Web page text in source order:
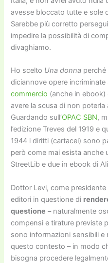
avesse bloccato tutte e sole
Sarebbe più corretto
impedire la possibilità di
divaghiamo.
Ho scelto Una donna perché
diciannove opere
commercio (anche in
avere la scusa di non poterla
Guardando sull’OPAC SBN,
l’edizione Treves del 1919 e
1944 i diritti (cartacei) sono
però come mai esista anche
StreetLib e due in ebook di
Dottor Levi, come presidente
editori in questione di
questione – naturalmente
compensi e tirature previste
sono informazioni sensibili
questo contesto – in modo
bisogna procedere